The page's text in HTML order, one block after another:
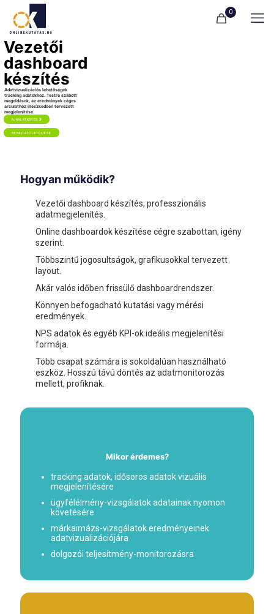
0
Vezetői
dashboard
készítés
Adatvizualizációs lehetőségek
tracking adatokhoz. Testre szabott
megoldások, az eredmények céges
arculathoz illeszkedően tervezett
megjelenítése.
AJÁNLATKÉRÉS
BEMUTATÓ LETÖLTÉSE
Hogyan működik?
Vezetői dashboard készítés, professzionális
adatmegjelenítés.
Online dashboardok készítése cégre szabottan, igény
szerint.
Többszintű jogosultságok, grafikusokkal tervezett
layout.
Akár valós időben frissülő dashboardrendszer.
Könnyen befogadható kutatási vagy mérési
eredmények.
NPS adatok és egyéb KPI-ok ideális megjelenítési
formája.
Több csapat számára is sokoldalúan használható
eszköz. Hosszú távú döntés az adatmonitorozás
mellett, profiknak.
Mikor érdemes?
tracking adatok, idősoros adatok vizuális
megjelenítésére
ügyfélélmény-vizsgálatok adatainak nyomon
követésére
márkaimázs-vizsgálatok eredményeinek
adatvizualizációjára
dolgozói teljesítmény-monitorozásra